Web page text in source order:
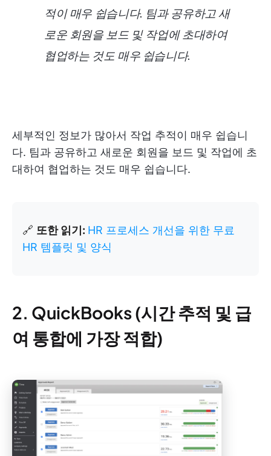
적이 매우 쉽습니다. 팀과 공유하고 새
로운 회원을 보드 및 작업에 초대하여
협업하는 것도 매우 쉽습니다.
세부적인 정보가 많아서 작업 추적이 매우 쉽습니
다. 팀과 공유하고 새로운 회원을 보드 및 작업에 초
대하여 협업하는 것도 매우 쉽습니다.
🔗 또한 읽기: HR 프로세스 개선을 위한 무료
HR 템플릿 및 양식
2. QuickBooks (시간 추적 및 급
여 통합에 가장 적합)